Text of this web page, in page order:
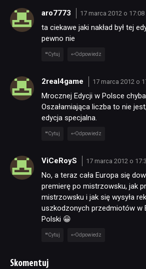
aro7773 17 marca 2012 o 17:08
ta ciekawe jaki nakład był tej
pewno nie
Cytuj Odpowiedz
2real4game 17 marca 2012 o
Mrocznej Edycji w Polsce
Oszałamiająca liczba to nie
edycja specjalna.
Cytuj Odpowiedz
ViCeRoyS 17 marca 2012 o
No, a teraz cała Europa się
premierę po mistrzowsku, jak
mistrzowsku i jak się wysyła
uszkodzonych przedmiotów w
Polski 😀
Cytuj Odpowiedz
Skomentuj